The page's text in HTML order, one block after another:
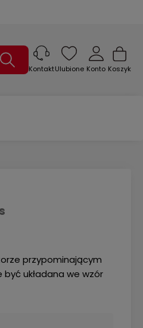
Koszyk
Konto
Ulubione
Kontakt
przypominającym
układana we wzór